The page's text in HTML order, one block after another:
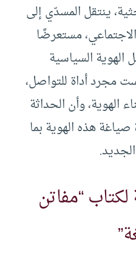
ينتقل المسدّي إلى
مستعرضًا
الهوية السياسية
مجرد أداة للتواصل،
الهوية، وأن الحداثة
هذه الهوية بما
“مفاتن